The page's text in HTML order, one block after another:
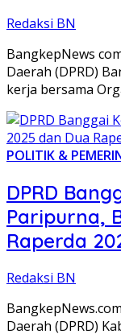
Redaksi BN
BangkepNews
Daerah (DPRD)
kerja bersama
POLITIK &
DPRD
Paripurna,
Raperda
Redaksi BN
Daerah (DPRD)